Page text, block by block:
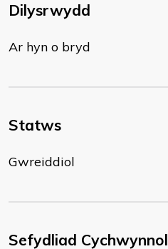
Dilysrwydd
Ar hyn o bryd
Statws
Gwreiddiol
Sefydliad Cychwynnol